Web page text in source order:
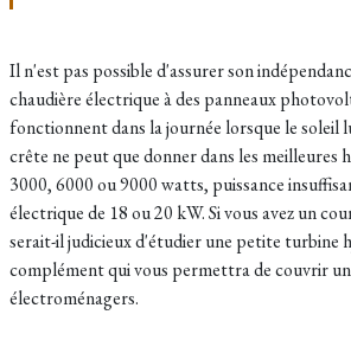
Il n'est pas possible d'assurer son
chaudière électrique à des panneaux
fonctionnent dans la journée lorsque le soleil
crête ne peut que donner dans les meilleures
3000, 6000 ou 9000 watts, puissance
électrique de 18 ou 20 kW. Si vous avez un
serait-il judicieux d'étudier une petite turbine
complément qui vous permettra de couvrir
électroménagers.